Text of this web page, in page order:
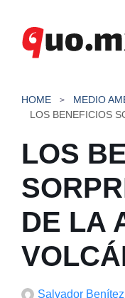
contenido
HOME
MEDIO
LOS
DE LA
Salvador Benítez